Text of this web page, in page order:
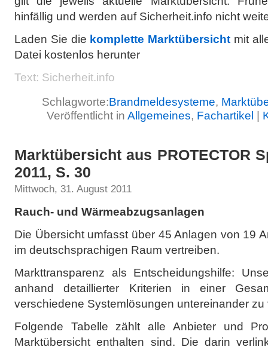
hinfällig und werden auf Sicherheit.info nicht
Laden Sie die komplette Marktübersicht mit
Datei kostenlos herunter
Text: Sicherheit.info
Schlagworte:Brandmeldesysteme,
Veröffentlicht in Allgemeines, Fachartikel |
Marktübersicht aus PROTECTOR
2011, S. 30
Mittwoch, 31. August 2011
Rauch- und Wärmeabzugsanlagen
Die Übersicht umfasst über 45 Anlagen von 19
im deutschsprachigen Raum vertreiben.
Markttransparenz als Entscheidungshilfe:
anhand detaillierter Kriterien in einer
verschiedene Systemlösungen untereinander zu
Folgende Tabelle zählt alle Anbieter und
Marktübersicht enthalten sind. Die darin